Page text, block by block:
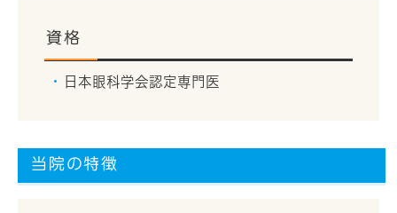
資格
日本眼科学会認定専門医
当院の特徴